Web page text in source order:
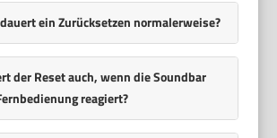
ein Zurücksetzen normalerweise?
der Reset auch, wenn die Soundbar
reagiert?